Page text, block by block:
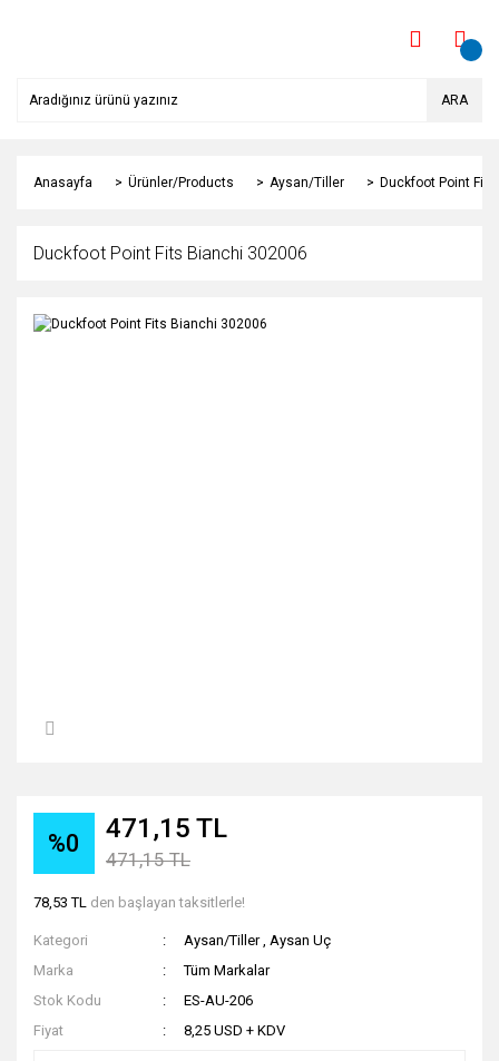
ARA
Anasayfa Ürünler/Products Aysan/Tiller Duckfoot Point
Duckfoot Point Fits Bianchi 302006
%0 471,15 TL
471,15 TL
78,53 TL den başlayan taksitlerle!
Kategori Aysan/Tiller ,Aysan Uç
Marka
Tüm Markalar
Stok Kodu
ES-AU-206
Fiyat
8,25 USD + KDV